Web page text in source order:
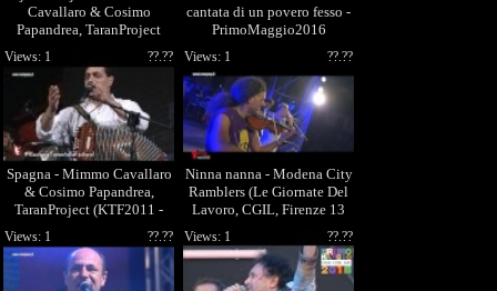
Cavallaro & Cosimo
Papandrea, TaranProject
(KTF2011 - 23/08/2011)
cantata di un povero fesso -
PrimoMaggio2016
Spagna - Mimmo Cavallaro
& Cosimo Papandrea,
TaranProject (KTF2011 -
??.??
Views: 1
Ninna nanna - Modena City
Ramblers (Le Giornate Del
Lavoro, CGIL, Firenze 13
giugno 2015)
??.??
Views: 1
??.??
Views: 1 ??.??
Views: 1